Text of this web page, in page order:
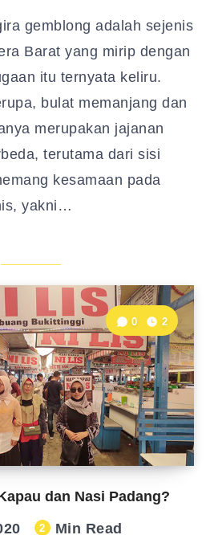
gemblong adalah sejenis
Barat yang mirip dengan
itu ternyata keliru.
bulat memanjang dan
merupakan jajanan
terutama dari sisi
kesamaan pada
yakni…
dan Nasi Padang?
0 2
2 Min Read